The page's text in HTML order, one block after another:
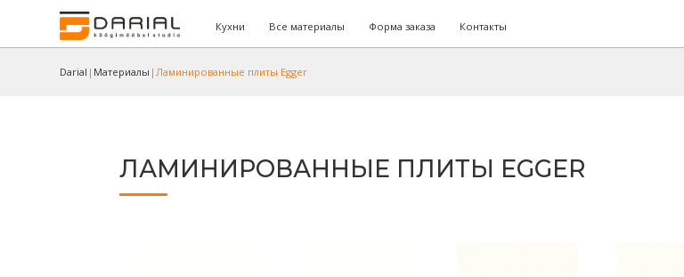
Кухни Все материалы Форма заказа Контакты
Darial | Материалы |Ламинированные плиты Egger
ЛАМИНИРОВАННЫЕ ПЛИТЫ EGGER